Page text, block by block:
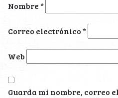
Nombre*
Correo electrónico*
Web
Guarda mi nombre, correo